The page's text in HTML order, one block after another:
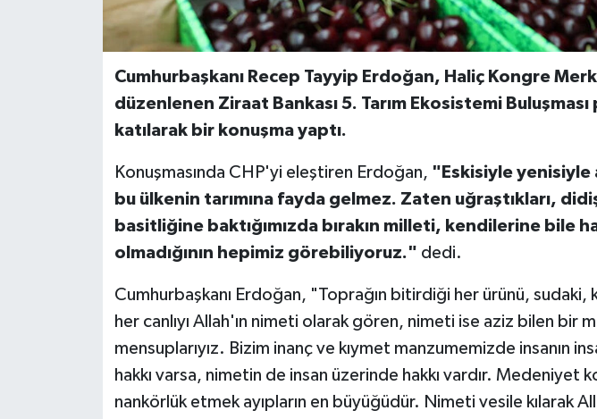
Cumhurbaşkanı Recep Tayyip Erdoğan, Haliç Kongre
düzenlenen Ziraat Bankası 5. Tarım Ekosistemi Buluşması
katılarak bir konuşma yaptı.
Konuşmasında CHP'yi eleştiren Erdoğan, "Eskisiyle
bu ülkenin tarımına fayda gelmez. Zaten uğraştıkları,
basitliğine baktığımızda bırakın milleti, kendilerine bile
olmadığının hepimiz görebiliyoruz." dedi.
Cumhurbaşkanı Erdoğan, "Toprağın bitirdiği her ürünü, sudaki,
her canlıyı Allah'ın nimeti olarak gören, nimeti ise aziz bilen bir
mensuplarıyız. Bizim inanç ve kıymet manzumemizde insanın
hakkı varsa, nimetin de insan üzerinde hakkı vardır. Medeniyet
nankörlük etmek ayıpların en büyüğüdür. Nimeti vesile kılarak